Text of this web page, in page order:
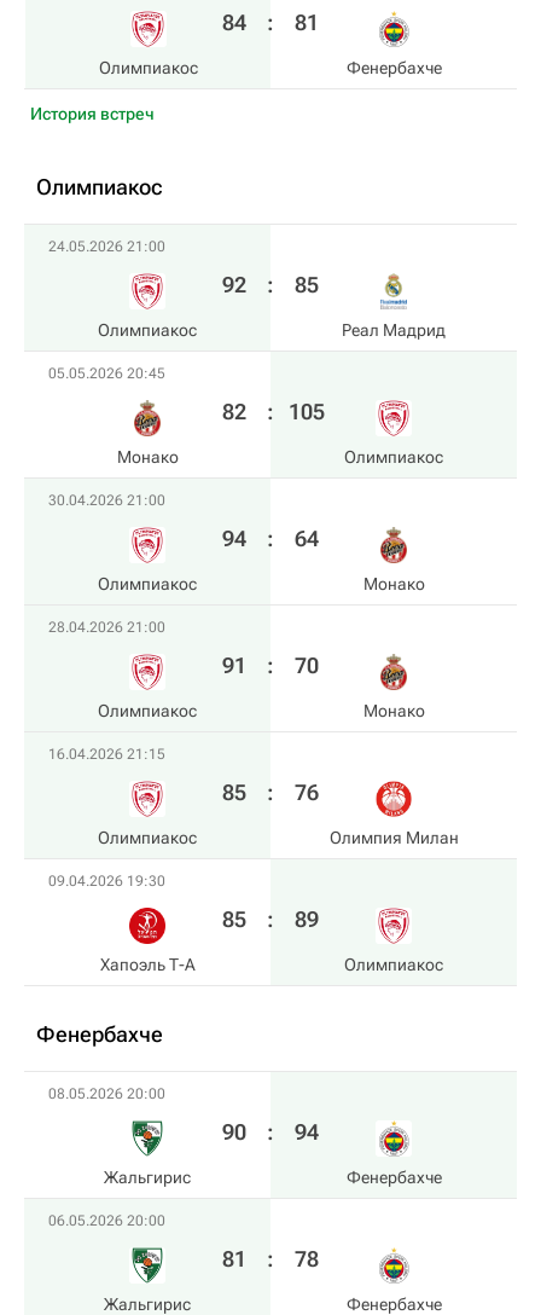
Олимпиакос
84 : 81
Фенербахче
История встреч
Олимпиакос
24.05.2026 21:00
Олимпиакос
92 : 85
Реал Мадрид
05.05.2026 20:45
Монако
82 : 105
Олимпиакос
30.04.2026 21:00
Олимпиакос
94 : 64
Монако
28.04.2026 21:00
Олимпиакос
91 : 70
Монако
16.04.2026 21:15
Олимпиакос
85 : 76
Олимпия Милан
09.04.2026 19:30
Хапоэль Т-А
85 : 89
Олимпиакос
Фенербахче
08.05.2026 20:00
Жальгирис
90 : 94
Фенербахче
06.05.2026 20:00
Жальгирис
81 : 78
Фенербахче